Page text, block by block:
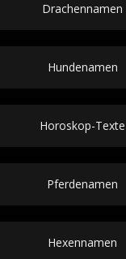
Drachennamen
Hundenamen
Horoskop-Texte
Pferdenamen
Hexennamen